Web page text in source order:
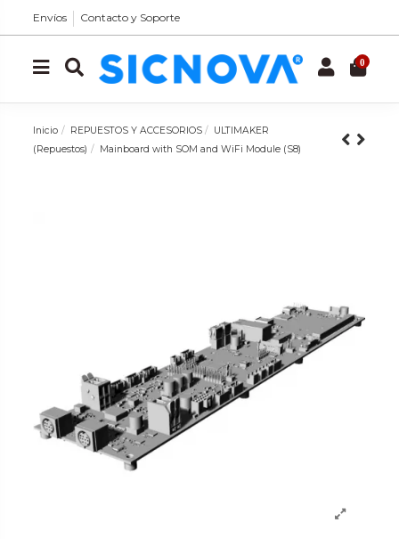
Envíos Contacto y Soporte
0
Inicio REPUESTOS Y ACCESORIOS
ULTIMAKER
(Repuestos)
Mainboard with SOM and WiFi Module (S8)